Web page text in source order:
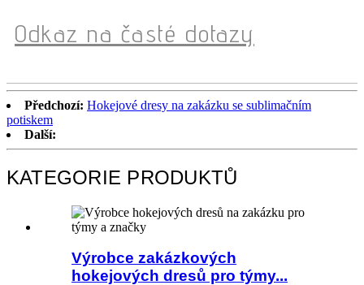
Odkaz na časté dotazy
Předchozí: Hokejové dresy na zakázku se sublimačním
potiskem
Další:
KATEGORIE PRODUKTŮ
Výrobce zakázkových
hokejových dresů pro týmy...